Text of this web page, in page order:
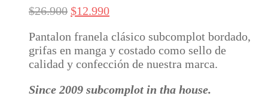
opciones
se
pueden
elegir
en
la
$26.900 El
original
era:
$26.900.
$12.990El
actual
es:
$12.990.
Pantalon franela clásico subcomplot bordado,
grifas en manga y costado como sello de
calidad y confección de nuestra marca.
Since 2009 subcomplot in tha house.